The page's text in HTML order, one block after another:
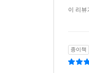
우리가
단순하
지대를
이 리뷰
종이책